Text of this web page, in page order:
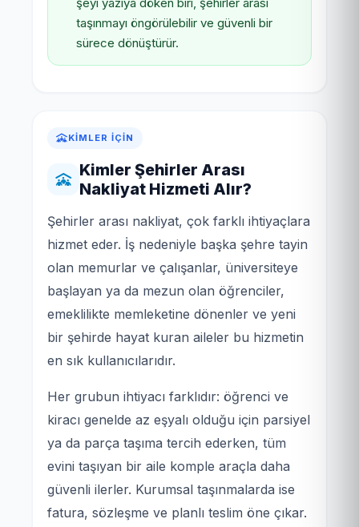
taşınmayı öngörülebilir ve güvenli bir
sürece dönüştürür.
KIMLER İÇIN
Kimler Şehirler Arası
Nakliyat Hizmeti Alır?
Şehirler arası nakliyat, çok farklı ihtiyaçlara
hizmet eder. İş nedeniyle başka şehre tayin
olan memurlar ve çalışanlar, üniversiteye
başlayan ya da mezun olan öğrenciler,
emeklilikte memleketine dönenler ve yeni
bir şehirde hayat kuran aileler bu hizmetin
en sık kullanıcılarıdır.
Her grubun ihtiyacı farklıdır: öğrenci ve
kiracı genelde az eşyalı olduğu için parsiyel
ya da parça taşıma tercih ederken, tüm
evini taşıyan bir aile komple araçla daha
güvenli ilerler. Kurumsal taşınmalarda ise
fatura, sözleşme ve planlı teslim öne çıkar.